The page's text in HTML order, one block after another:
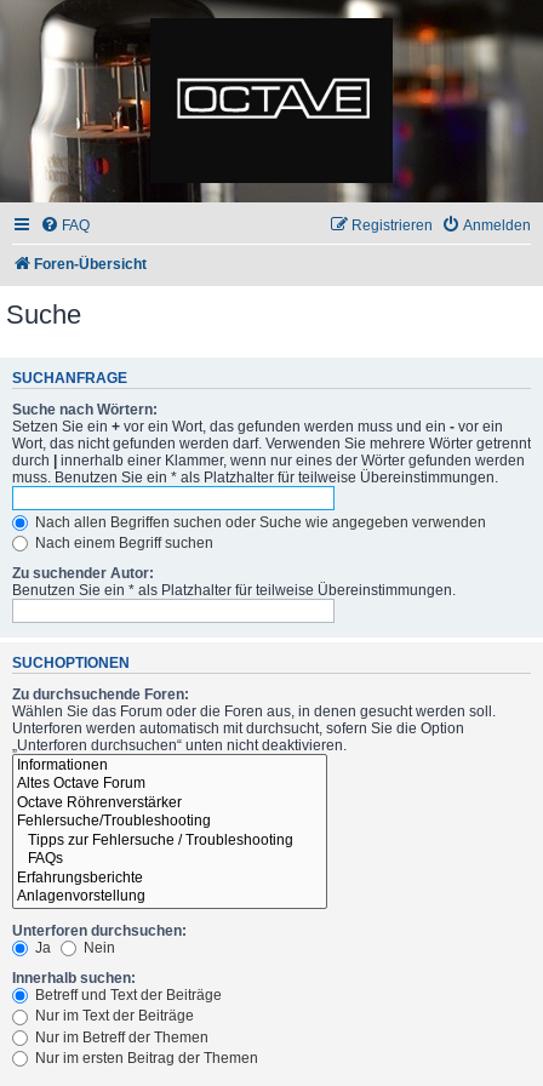
FAQ Anmelden
Registrieren
Foren-Übersicht
Suche
SUCHANFRAGE
Suche nach Wörtern:
Setzen Sie ein + vor ein Wort, das gefunden werden muss und ein - vor ein
Wort, das nicht gefunden werden darf. Verwenden Sie mehrere Wörter getrennt
durch | innerhalb einer Klammer, wenn nur eines der Wörter gefunden werden
muss. Benutzen Sie ein * als Platzhalter für teilweise Übereinstimmungen.
Nach allen Begriffen suchen oder Suche wie angegeben verwenden
Nach einem Begriff suchen
Zu suchender Autor:
Benutzen Sie ein * als Platzhalter für teilweise Übereinstimmungen.
SUCHOPTIONEN
Zu durchsuchende Foren:
Wählen Sie das Forum oder die Foren aus, in denen gesucht werden soll.
Unterforen werden automatisch mit durchsucht, sofern Sie die Option
„Unterforen durchsuchen“ unten nicht deaktivieren.
Unterforen durchsuchen:
Ja
Nein
Innerhalb suchen:
Betreff und Text der Beiträge
Nur im Text der Beiträge
Nur im Betreff der Themen
Nur im ersten Beitrag der Themen